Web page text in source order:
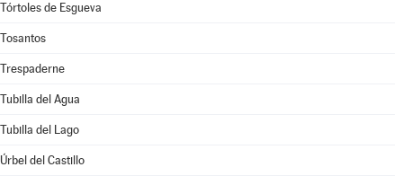
Tórtoles de Esgueva
Tosantos
Trespaderne
Tubilla del Agua
Tubilla del Lago
Úrbel del Castillo